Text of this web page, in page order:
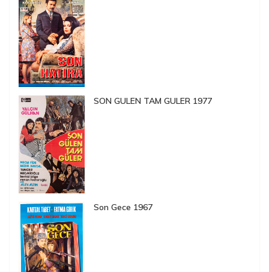
SON GULEN TAM GULER 1977
Son Gece 1967